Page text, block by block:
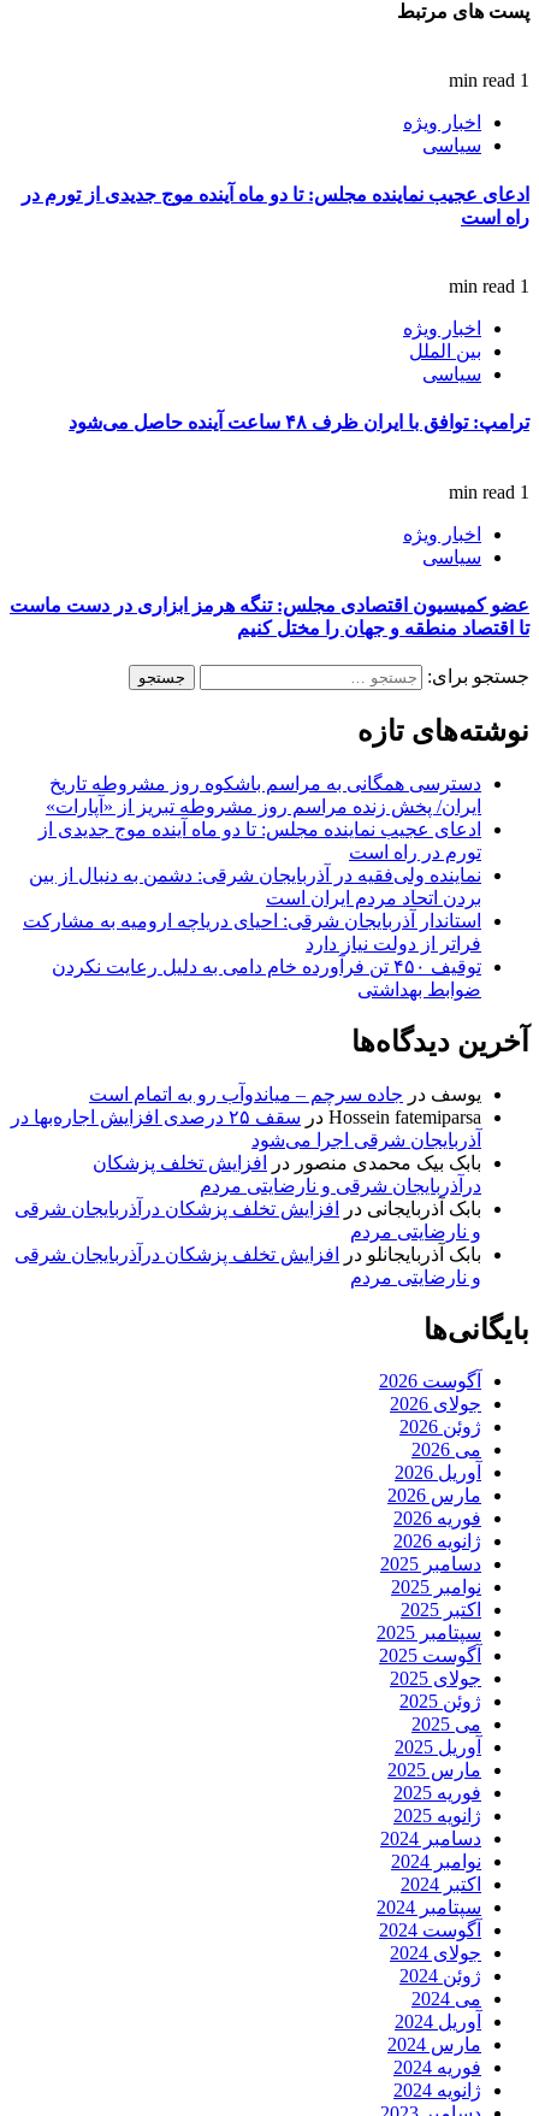
پست های مرتبط
1 min read
اخبار ویژه
سیاسی
ادعای عجیب نماینده مجلس: تا دو ماه آینده موج جدیدی از تورم در
راه است
1 min read
اخبار ویژه
بین الملل
سیاسی
ترامپ: توافق با ایران ظرف ۴۸ ساعت آینده حاصل می‌شود
1 min read
اخبار ویژه
سیاسی
عضو کمیسیون اقتصادی مجلس: تنگه هرمز ابزاری در دست ماست
تا اقتصاد منطقه و جهان را مختل کنیم
جستجو برای:
نوشته‌های تازه
دسترسی همگانی به مراسم باشکوه روز مشروطه تاریخ
ایران/ پخش زنده مراسم روز مشروطه تبریز از «آپارات»
ادعای عجیب نماینده مجلس: تا دو ماه آینده موج جدیدی از
تورم در راه است
نماینده ولی‌فقیه در آذربایجان شرقی: دشمن به دنبال از بین
بردن اتحاد مردم ایران است
استاندار آذربایجان شرقی: احیای دریاچه ارومیه به مشارکت
فراتر از دولت نیاز دارد
توقیف ۴۵۰ تن فرآورده خام دامی به دلیل رعایت نکردن
ضوابط بهداشتی
آخرین دیدگاه‌ها
یوسف در جاده سرچم – میاندوآب رو به اتمام است
Hossein fatemiparsa در
سقف ۲۵ درصدی افزایش اجاره‌بها در
آذربایجان شرقی اجرا می‌شود
بابک بیک محمدی منصور در
افزایش تخلف پزشکان
درآذربایجان شرقی و نارضایتی مردم
بابک آذربایجانی در
افزایش تخلف پزشکان درآذربایجان شرقی
و نارضایتی مردم
بابک آذربایجانلو در
افزایش تخلف پزشکان درآذربایجان شرقی
و نارضایتی مردم
بایگانی‌ها
آگوست 2026
جولای 2026
ژوئن 2026
می 2026
آوریل 2026
مارس 2026
فوریه 2026
ژانویه 2026
دسامبر 2025
نوامبر 2025
اکتبر 2025
سپتامبر 2025
آگوست 2025
جولای 2025
ژوئن 2025
می 2025
آوریل 2025
مارس 2025
فوریه 2025
ژانویه 2025
دسامبر 2024
نوامبر 2024
اکتبر 2024
سپتامبر 2024
آگوست 2024
جولای 2024
ژوئن 2024
می 2024
آوریل 2024
مارس 2024
فوریه 2024
ژانویه 2024